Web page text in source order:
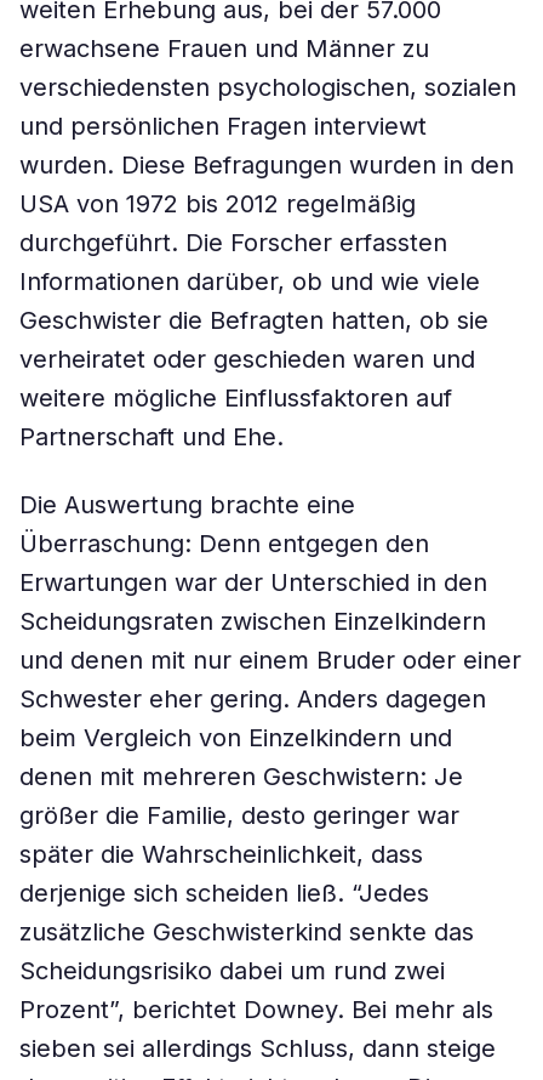
weiten Erhebung aus, bei der 57.000
erwachsene Frauen und Männer zu
verschiedensten psychologischen, sozialen
und persönlichen Fragen interviewt
wurden. Diese Befragungen wurden in den
USA von 1972 bis 2012 regelmäßig
durchgeführt. Die Forscher erfassten
Informationen darüber, ob und wie viele
Geschwister die Befragten hatten, ob sie
verheiratet oder geschieden waren und
weitere mögliche Einflussfaktoren auf
Partnerschaft und Ehe.
Die Auswertung brachte eine
Überraschung: Denn entgegen den
Erwartungen war der Unterschied in den
Scheidungsraten zwischen Einzelkindern
und denen mit nur einem Bruder oder einer
Schwester eher gering. Anders dagegen
beim Vergleich von Einzelkindern und
denen mit mehreren Geschwistern: Je
größer die Familie, desto geringer war
später die Wahrscheinlichkeit, dass
derjenige sich scheiden ließ. “Jedes
zusätzliche Geschwisterkind senkte das
Scheidungsrisiko dabei um rund zwei
Prozent”, berichtet Downey. Bei mehr als
sieben sei allerdings Schluss, dann steige